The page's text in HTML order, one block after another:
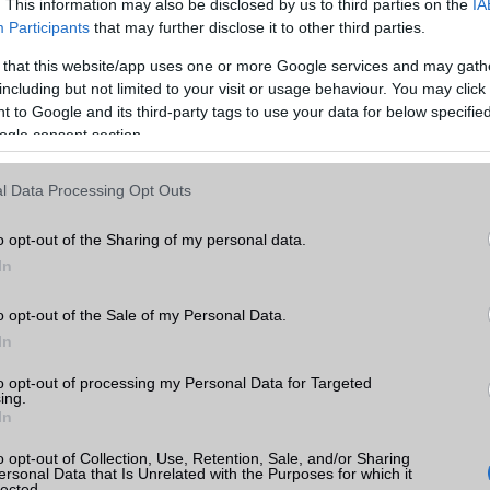
This information may also be disclosed by us to third parties on the
Participants that may further disclose it to other third parties.
that this website/app uses one or more Google services and may
but not limited to your visit or usage behaviour. You may
to Google and its third-party tags to use your data for below
consent section.
Data Processing Opt Outs
opt-out of the Sharing of my personal data.
opt-out of the Sale of my Personal Data.
opt-out of processing my Personal Data for Targeted
opt-out of Collection, Use, Retention, Sale, and/or Sharing
Data that Is Unrelated with the Purposes for which it
5c
5c
Min. memória 2 GB
Min. háttértár
Memória bővíthetőség T-Flash/microSD
ADATCSERE
GPRS
WAP
Bluetooth v4,x